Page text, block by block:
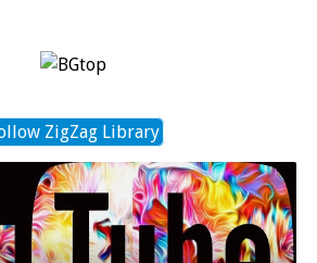
ZigZag Library